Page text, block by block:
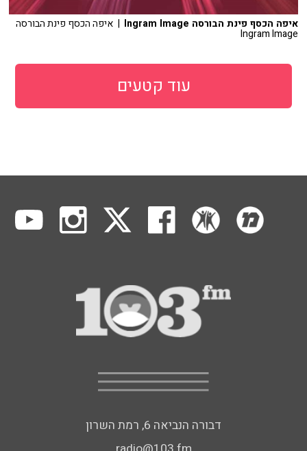
איפה הכסף פינת הבורסה Ingram Image | איפה הכסף פינת הבורסה
Ingram Image
עוד קטעים
דבורה הנביאה 6, רמת השרון